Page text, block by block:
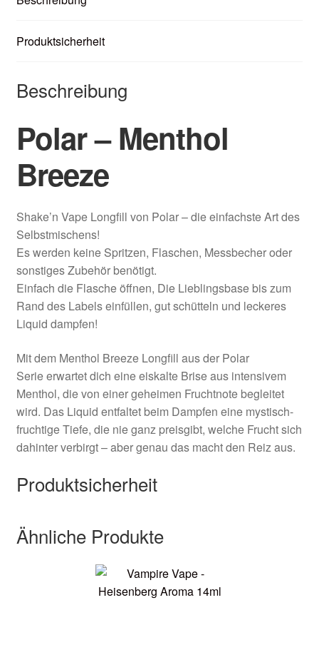
Produktsicherheit
Beschreibung
Polar – Menthol
Breeze
Shake’n Vape Longfill von Polar – die einfachste Art des
Selbstmischens!
Es werden keine Spritzen, Flaschen, Messbecher oder
sonstiges Zubehör benötigt.
Einfach die Flasche öffnen, Die Lieblingsbase bis zum
Rand des Labels einfüllen, gut schütteln und leckeres
Liquid dampfen!
Mit dem Menthol Breeze Longfill aus der Polar
Serie erwartet dich eine eiskalte Brise aus intensivem
Menthol, die von einer geheimen Fruchtnote begleitet
wird. Das Liquid entfaltet beim Dampfen eine mystisch-
fruchtige Tiefe, die nie ganz preisgibt, welche Frucht sich
dahinter verbirgt – aber genau das macht den Reiz aus.
Produktsicherheit
Ähnliche Produkte